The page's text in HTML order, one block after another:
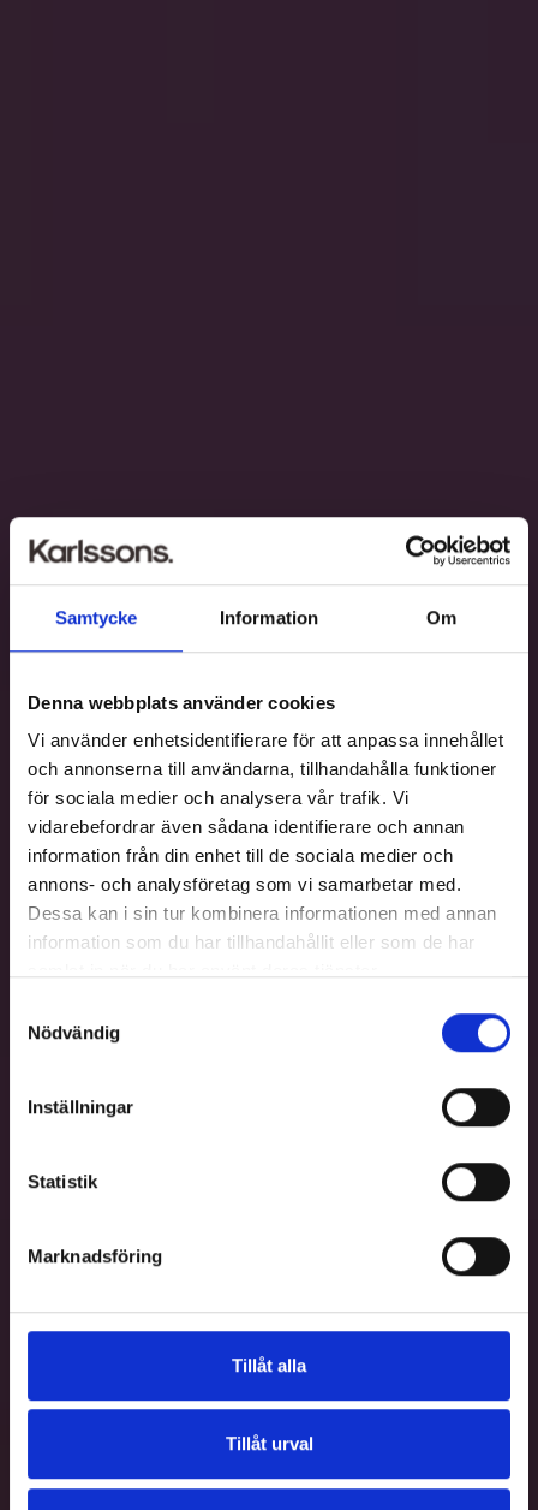
Samtycke Information Om
Denna webbplats använder cookies
Vi använder enhetsidentifierare för att anpassa innehållet
och annonserna till användarna, tillhandahålla funktioner
för sociala medier och analysera vår trafik. Vi
vidarebefordrar även sådana identifierare och annan
information från din enhet till de sociala medier och
annons- och analysföretag som vi samarbetar med.
Dessa kan i sin tur kombinera informationen med annan
information som du har tillhandahållit eller som de har
Nödvändig
Inställningar
Statistik
Marknadsföring
Tillåt alla
Tillåt urval